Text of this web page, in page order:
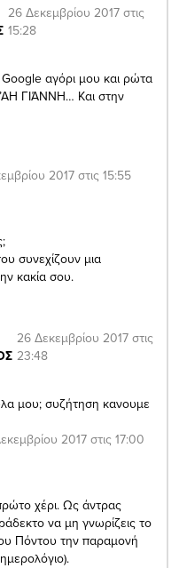
26 Δεκεμβρίου 2017 στις
15:28
αγόρι μου και ρώτα
ΓΙΆΝΝΗ… Και στην
2017 στις 15:55
συνεχίζουν μια
κακία σου.
26 Δεκεμβρίου 2017 στις
23:48
μου; συζήτηση κανουμε
2017 στις 17:00
χέρι. Ως άντρας
να μη γνωρίζεις το
Πόντου την παραμονή